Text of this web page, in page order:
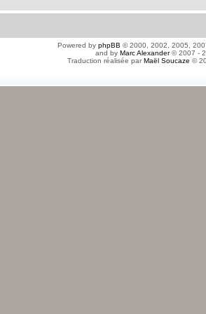
Powered by phpBB © 2000, 2002, 2005,
and by Marc Alexander© 2007 -
Traduction réalisée parMaël Soucaze ©